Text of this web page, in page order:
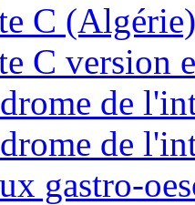
C (Algérie)
C version
de
de
gastro-